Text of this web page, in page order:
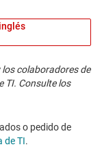
colaboradores de
TI. Consulte los
o pedido de
de TI. ​​​​​​​​​​​​​​